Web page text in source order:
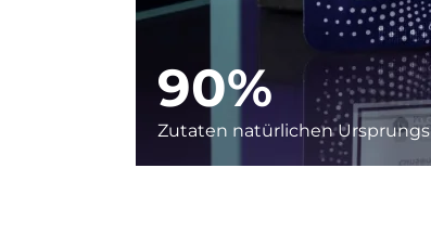
90%
Zutaten natürlichen Ursprungs